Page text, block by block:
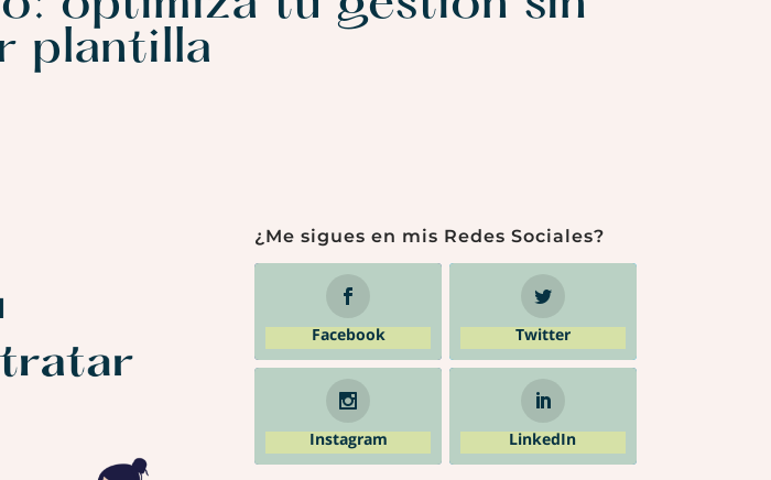
plantilla
¿Me sigues en mis Redes Sociales?
Facebook Twitter
Instagram LinkedIn